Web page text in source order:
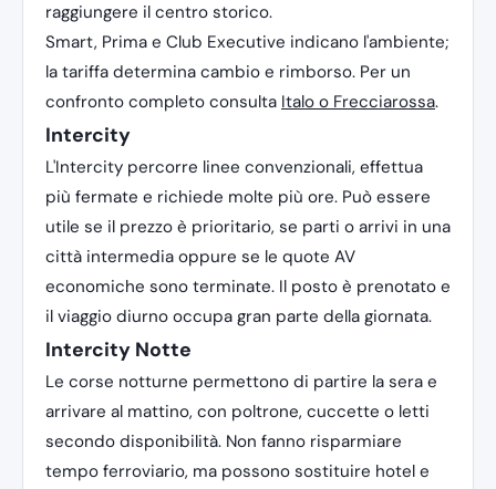
raggiungere il centro storico.
Smart, Prima e Club Executive indicano l'ambiente;
la tariffa determina cambio e rimborso. Per un
confronto completo consulta Italo o Frecciarossa.
Intercity
L'Intercity percorre linee convenzionali, effettua
più fermate e richiede molte più ore. Può essere
utile se il prezzo è prioritario, se parti o arrivi in una
città intermedia oppure se le quote AV
economiche sono terminate. Il posto è prenotato e
il viaggio diurno occupa gran parte della giornata.
Intercity Notte
Le corse notturne permettono di partire la sera e
arrivare al mattino, con poltrone, cuccette o letti
secondo disponibilità. Non fanno risparmiare
tempo ferroviario, ma possono sostituire hotel e